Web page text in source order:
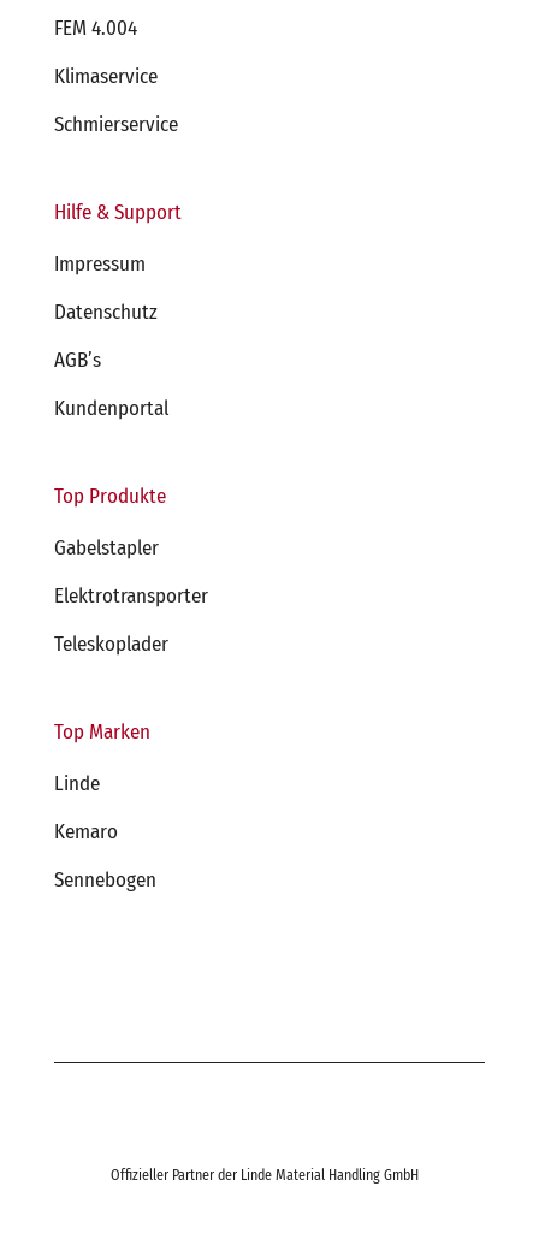
FEM 4.004
Klimaservice
Schmierservice
Hilfe & Support
Impressum
Datenschutz
AGB’s
Kundenportal
Top Produkte
Gabelstapler
Elektrotransporter
Teleskoplader
Top Marken
Linde
Kemaro
Sennebogen
Offizieller Partner der Linde Material Handling GmbH